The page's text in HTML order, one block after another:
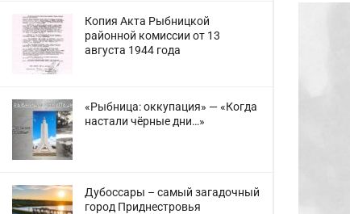
Копия Акта Рыбницкой
районной комиссии от 13
августа 1944 года
«Рыбница: оккупация» — «Когда
настали чёрные дни…»
Дубоссары – самый загадочный
город Приднестровья